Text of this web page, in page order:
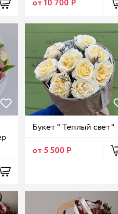
от 10 700 Р
Букет " Теплый свет"
от 5 500 Р